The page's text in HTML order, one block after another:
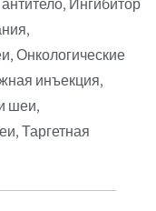
, Ингибитор
,
,Онкологические
инъекция,
шеи,
,Таргетная